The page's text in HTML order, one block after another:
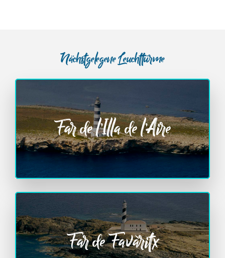
Nächstgelegene Leuchttürme
Far de l’Illa de l’Aire
Far de Favàritx